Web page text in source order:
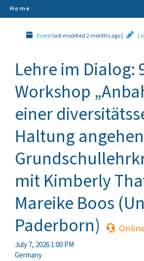
Home
Eventlast modified 2 months ago|
Lehre im Dialog:
Workshop
einer
Haltung
mit Kimberly
Mareike Boos
Paderborn)
July 7, 2026 1:00 PM
Germany